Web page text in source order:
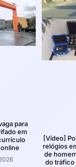
para
em
[Vídeo]
relógios
de
do tráfico